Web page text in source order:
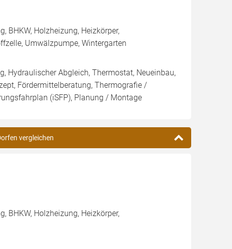
BHKW, Holzheizung, Heizkörper,
Umwälzpumpe, Wintergarten
Hydraulischer Abgleich, Thermostat, Neueinbau,
Fördermittelberatung, Thermografie /
(iSFP), Planung / Montage
vergleichen
BHKW, Holzheizung, Heizkörper,